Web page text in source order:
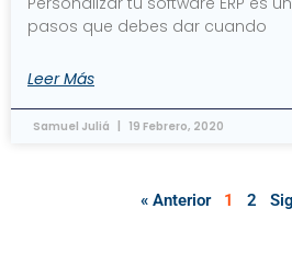
pasos que debes dar cuando
Leer Más
Samuel Juliá 19 Febrero, 2020
« Anterior 1 2